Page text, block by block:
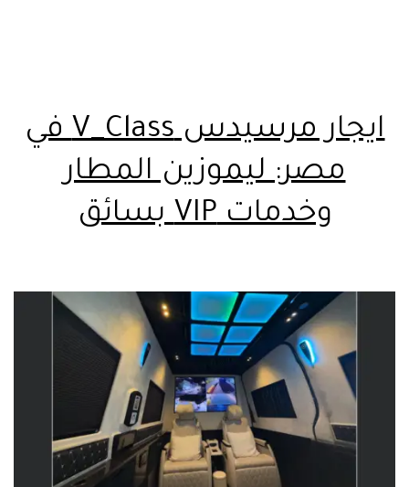
ايجار مرسيدس V_Class في
مصر: ليموزين المطار
وخدمات VIP بسائق